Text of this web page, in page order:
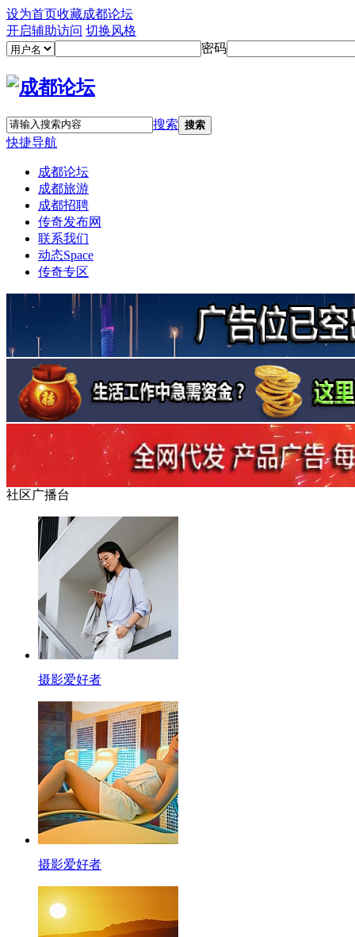
设为首页收藏成都论坛
开启辅助访问 切换风格
密码
搜索 搜索
快捷导航
成都论坛
成都旅游
成都招聘
传奇发布网
联系我们
动态Space
传奇专区
社区广播台
摄影爱好者
摄影爱好者